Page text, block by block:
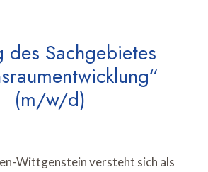
des Sachgebietes
(m/w/d)
Wittgenstein versteht sich als